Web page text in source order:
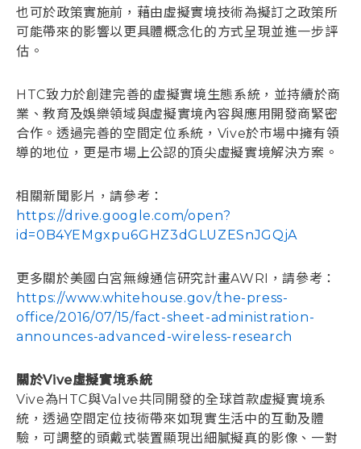
也可於政策實施前，藉由虛擬實境技術為擬訂之政策所
可能帶來的影響以更具體概念化的方式呈現並進一步評
估。
HTC致力於創建完善的虛擬實境生態系統，並持續於商
業、教育及娛樂領域與虛擬實境內容與應用開發商緊密
合作。透過完善的空間定位系統，Vive於市場中擁有領
導的地位，更是市場上公認的頂尖虛擬實境解決方案。
相關新聞影片，請參考：
https://drive.google.com/open?
id=0B4YEMgxpu6GHZ3dGLUZESnJGQjA
更多關於美國白宮無線通信研究計畫AWRI，請參考：
https://www.whitehouse.gov/the-press-
office/2016/07/15/fact-sheet-administration-
announces-advanced-wireless-research
關於Vive虛擬實境系統
Vive為HTC與Valve共同開發的全球首款虛擬實境系
統，透過空間定位技術帶來如現實生活中的互動及體
驗，可調整的頭戴式裝置顯現出細膩擬真的影像、一對